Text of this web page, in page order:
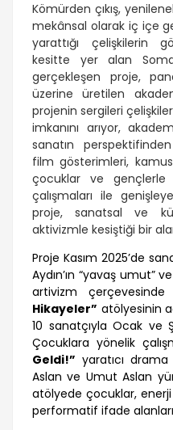
Kömürden çıkış,
mekânsal olarak iç içe
yarattığı çelişkilerin
kesitte yer alan
gerçekleşen proje,
üzerine üretilen
projenin sergileri çelişkiler
imkanını arıyor,
sanatın
film gösterimleri,
çocuklar ve gençlerle
çalışmaları ile
proje, sanatsal ve
aktivizmle kesiştiği bir
Proje Kasım 2025’de
Aydın’ın “yavaş umut”
artivizm
Hikayeler” atölyesinin
10 sanatçıyla Ocak ve
Çocuklara yönelik
Geldi!” yaratıcı
Aslan ve Umut Aslan
atölyede çocuklar,
performatif ifade